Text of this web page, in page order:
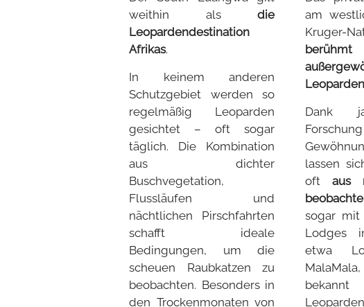
weithin als die
Leopardendestination
Afrikas.
In keinem anderen
Schutzgebiet werden so
regelmäßig Leoparden
gesichtet – oft sogar
täglich. Die Kombination
aus dichter
Buschvegetation,
Flussläufen und
nächtlichen Pirschfahrten
schafft ideale
Bedingungen, um die
scheuen Raubkatzen zu
beobachten. Besonders in
den Trockenmonaten von
am
Kruger-
Dank
lassen
oft aus
sogar mit
Lodges
etwa